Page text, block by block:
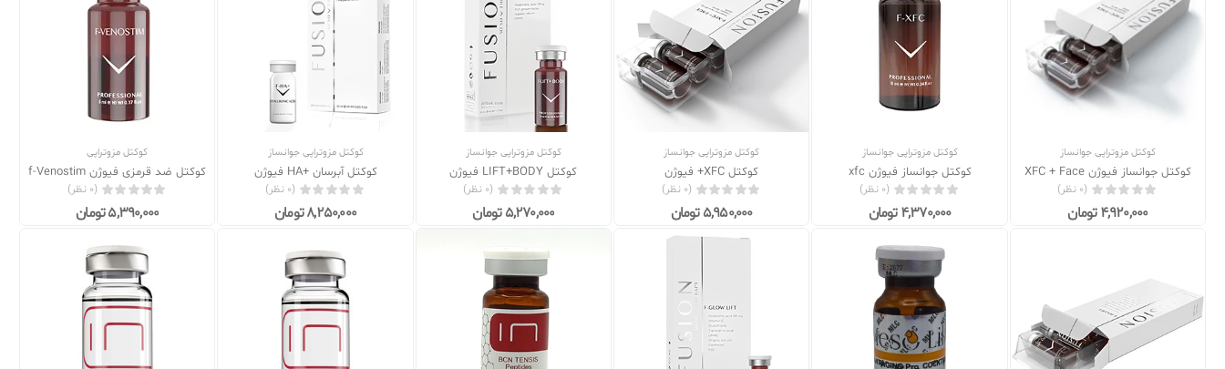
کوکتل مزوتراپی جوانساز
کوکتل جوانساز فیوژن XFC + Face
(0 نظر)
4,920,000 تومان
کوکتل مزوتراپی جوانساز
کوکتل جوانساز فیوژن xfc
(0 نظر)
4,370,000 تومان
کوکتل مزوتراپی جوانساز
کوکتل XFC+ فیوژن
(0 نظر)
5,950,000 تومان
کوکتل مزوتراپی جوانساز
کوکتل LIFT+BODY فیوژن
(0 نظر)
5,270,000 تومان
کوکتل مزوتراپی جوانساز
کوکتل آبرسان +HA فیوژن
(0 نظر)
8,250,000 تومان
کوکتل مزوتراپی
کوکتل ضد قرمزی فیوژن f-Venostim
(0 نظر)
5,390,000 تومان